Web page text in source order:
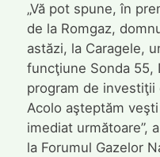
„Vă pot spune, în
de la Romgaz,
astăzi, la Caragele,
funcţiune Sonda 55,
program de
Acolo aşteptăm
imediat următoare”,
la Forumul Gazelor